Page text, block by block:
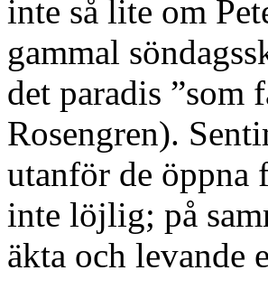
inte så lite om
gammal
det paradis ”som
Rosengren).
utanför de öppna
inte löjlig; på
äkta och levande